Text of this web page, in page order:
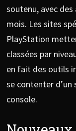
soutenu, avec
mois. Les sites
PlayStation
classées par
en fait des outils
se contenter d’un
console.